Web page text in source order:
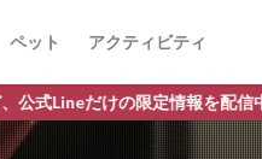
ペット アクティビティ
報を配信中！